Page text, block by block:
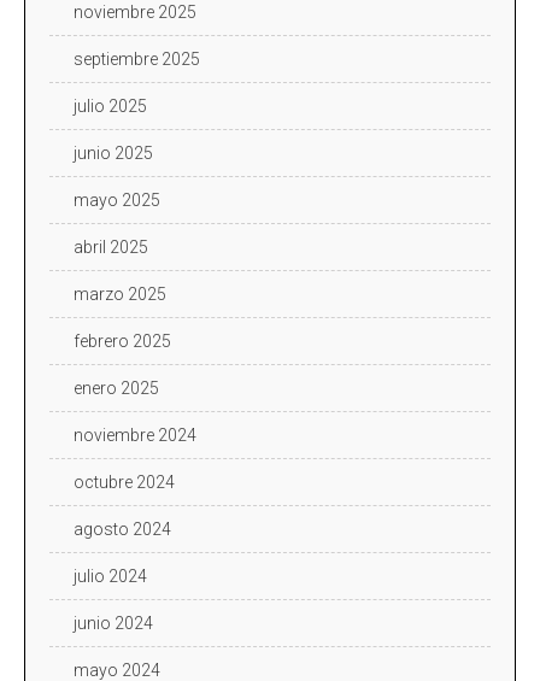
noviembre 2025
septiembre 2025
julio 2025
junio 2025
mayo 2025
abril 2025
marzo 2025
febrero 2025
enero 2025
noviembre 2024
octubre 2024
agosto 2024
julio 2024
junio 2024
mayo 2024